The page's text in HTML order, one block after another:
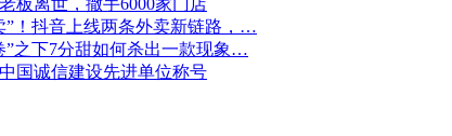
板离世，撒手6000家门店
”！抖音上线两条外卖新链路，…
”之下7分甜如何杀出一款现象…
国诚信建设先进单位称号